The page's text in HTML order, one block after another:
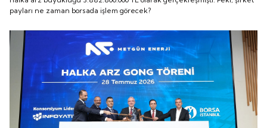
payları ne zaman borsada işlem görecek?